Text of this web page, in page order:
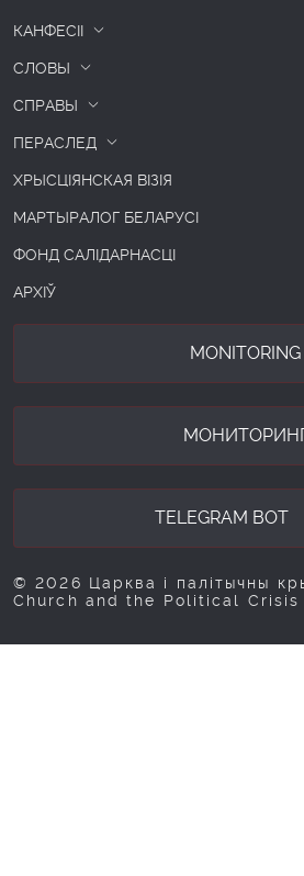
КАНФЕСІІ
СЛОВЫ
СПРАВЫ
ПЕРАСЛЕД
ХРЫСЦІЯНСКАЯ ВІЗІЯ
МАРТЫРАЛОГ БЕЛАРУСІ
ФОНД САЛІДАРНАСЦІ
АРХІЎ
MONITORING
TELEGRAM BOT
© 2026 Царква і палітычны
Church and the Political Crisis